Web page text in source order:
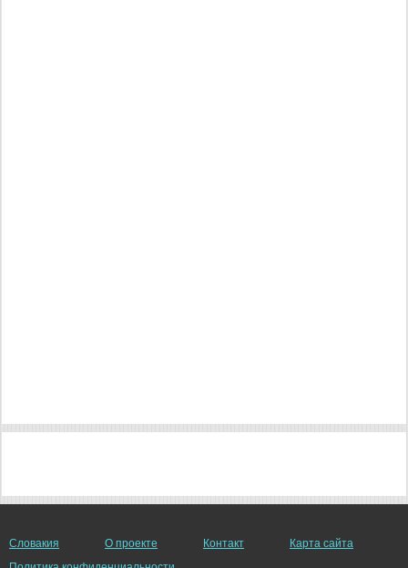
Словакия О проекте Контакт
Карта сайта